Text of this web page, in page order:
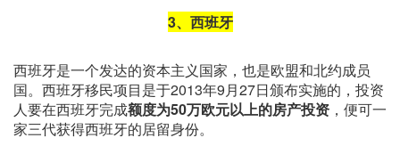
3、西班牙
西班牙是一个发达的资本主义国家，也是欧盟和北约成员
国。西班牙移民项目是于2013年9月27日颁布实施的，投资
人要在西班牙完成额度为50万欧元以上的房产投资 ，便可一
家三代获得西班牙的居留身份。